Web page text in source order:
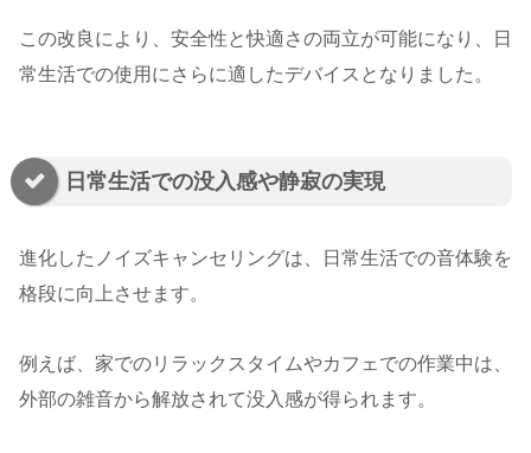
この改良により、安全性と快適さの両立が可能になり、日
常生活での使用にさらに適したデバイスとなりました。
日常生活での没入感や静寂の実現
進化したノイズキャンセリングは、日常生活での音体験を
格段に向上させます。
例えば、家でのリラックスタイムやカフェでの作業中は、
外部の雑音から解放されて没入感が得られます。